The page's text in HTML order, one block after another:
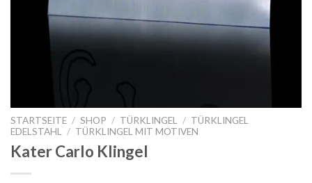
STARTSEITE / SHOP / TÜRKLINGEL / TÜRKLINGEL
EDELSTAHL
/ TÜRKLINGEL MIT MOTIVEN
Kater Carlo Klingel